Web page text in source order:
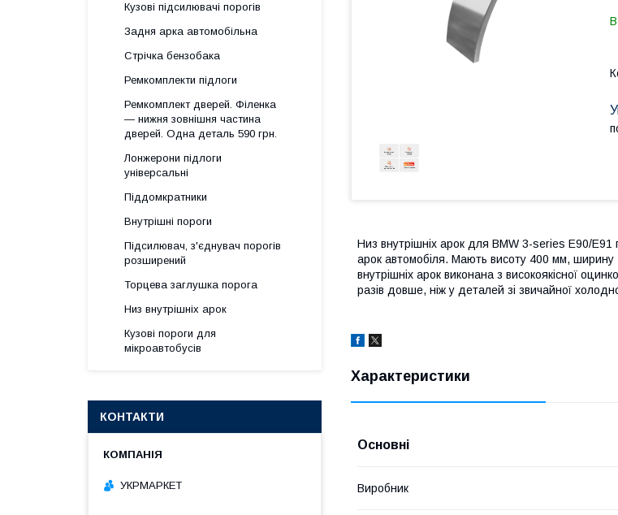
В
Низ внутрішніх арок для BMW 3-series E90/E91
арок автомобіля. Мають висоту 400 мм,
внутрішніх арок виконана з високоякісної
разів довше, ніж у деталей зі звичайної
Характеристики
Основні
Виробник
Кузові підсилювачі порогів
Задня арка автомобільна
Стрічка бензобака
Ремкомплекти підлоги
Ремкомплект дверей. Філенка
— нижня зовнішня частина
дверей. Одна деталь 590 грн.
Лонжерони підлоги
універсальні
Піддомкратники
Внутрішні пороги
Підсилювач, з'єднувач порогів
розширений
Торцева заглушка порога
Низ внутрішніх арок
Кузові пороги для
мікроавтобусів
КОНТАКТИ
УКРМАРКЕТ